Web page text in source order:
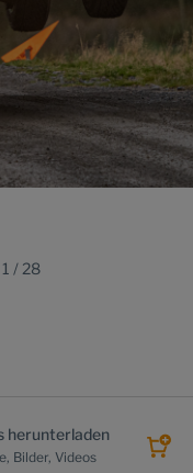
1 / 28
herunterladen
Bilder, Videos